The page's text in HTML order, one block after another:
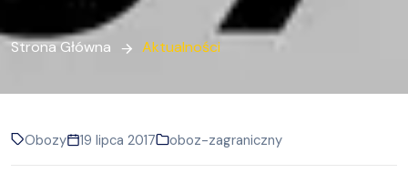
Strona Główna Aktualności
Obozy 19 lipca 2017 oboz-zagraniczny